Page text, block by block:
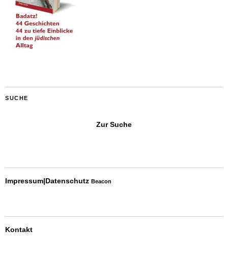
SUCHE
Zur Suche
Impressum|Datenschutz Beacon
Kontakt